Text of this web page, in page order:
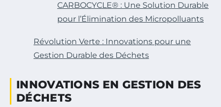
CARBOCYCLE® : Une Solution Durable
pour l’Élimination des Micropolluants
Révolution Verte : Innovations pour une
Gestion Durable des Déchets
INNOVATIONS EN GESTION DES
DÉCHETS